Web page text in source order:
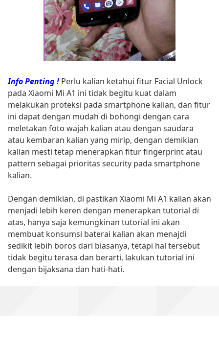
Info Penting ! Perlu kalian ketahui fitur Facial Unlock
pada Xiaomi Mi A1 ini tidak begitu kuat dalam
melakukan proteksi pada smartphone kalian, dan fitur
ini dapat dengan mudah di bohongi dengan cara
meletakan foto wajah kalian atau dengan saudara
atau kembaran kalian yang mirip, dengan demikian
kalian mesti tetap menerapkan fitur fingerprint atau
pattern sebagai prioritas security pada smartphone
kalian.
Dengan demikian, di pastikan Xiaomi Mi A1 kalian akan
menjadi lebih keren dengan menerapkan tutorial di
atas, hanya saja kemungkinan tutorial ini akan
membuat konsumsi baterai kalian akan menajdi
sedikit lebih boros dari biasanya, tetapi hal tersebut
tidak begitu terasa dan berarti, lakukan tutorial ini
dengan bijaksana dan hati-hati.